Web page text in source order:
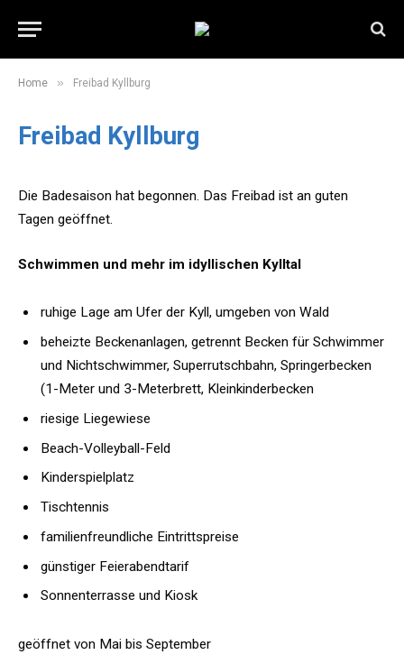
Home » Freibad Kyllburg
Freibad Kyllburg
Die Badesaison hat begonnen. Das Freibad ist an guten
Tagen geöffnet.
Schwimmen und mehr im idyllischen Kylltal
ruhige Lage am Ufer der Kyll, umgeben von Wald
beheizte Beckenanlagen, getrennt Becken für Schwimmer
und Nichtschwimmer, Superrutschbahn, Springerbecken
(1-Meter und 3-Meterbrett, Kleinkinderbecken
riesige Liegewiese
Beach-Volleyball-Feld
Kinderspielplatz
Tischtennis
familienfreundliche Eintrittspreise
günstiger Feierabendtarif
Sonnenterrasse und Kiosk
geöffnet von Mai bis September